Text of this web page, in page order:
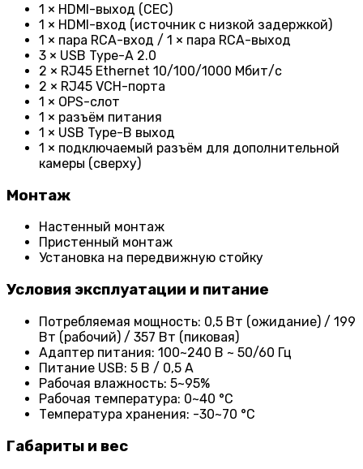
1 × HDMI-выход (CEC)
1 × HDMI-вход (источник с низкой задержкой)
1 × пара RCA-вход / 1 × пара RCA-выход
3 × USB Type-A 2.0
2 × RJ45 Ethernet 10/100/1000 Мбит/с
2 × RJ45 VCH-порта
1 × OPS-слот
1 × разъём питания
1 × USB Type-B выход
1 × подключаемый разъём для дополнительной
камеры (сверху)
Монтаж
Настенный монтаж
Пристенный монтаж
Установка на передвижную стойку
Условия эксплуатации и питание
Потребляемая мощность: 0,5 Вт (ожидание) / 199
Вт (рабочий) / 357 Вт (пиковая)
Адаптер питания: 100~240 В ~ 50/60 Гц
Питание USB: 5 В / 0,5 А
Рабочая влажность: 5~95%
Рабочая температура: 0~40 °C
Температура хранения: -30~70 °C
Габариты и вес